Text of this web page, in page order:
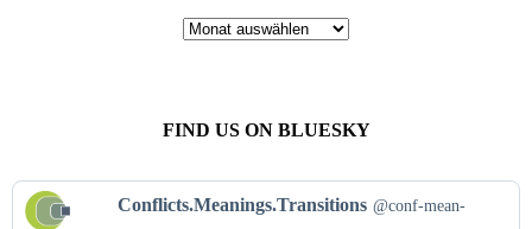
FIND US ON BLUESKY
Beitrag
von
Conflicts.Meanings.Transitions @conf-mean-